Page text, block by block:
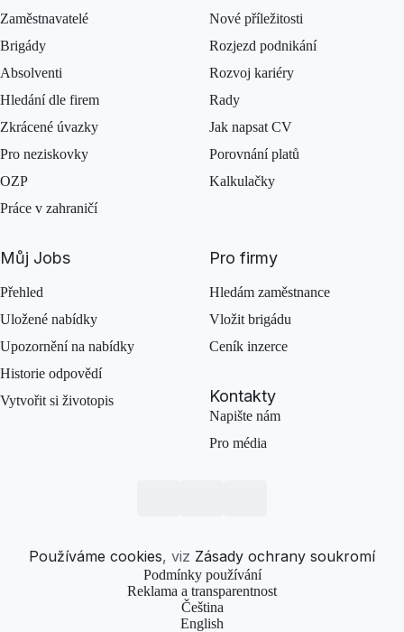
Zaměstnavatelé
Brigády
Absolventi
Hledání dle firem
Zkrácené úvazky
Pro neziskovky
OZP
Práce v zahraničí
Nové příležitosti
Rozjezd podnikání
Rozvoj kariéry
Rady
Jak napsat CV
Porovnání platů
Kalkulačky
Můj Jobs
Přehled
Uložené nabídky
Upozornění na nabídky
Historie odpovědí
Vytvořit si životopis
Pro firmy
Hledám zaměstnance
Vložit brigádu
Ceník inzerce
Kontakty
Napište nám
Pro média
Používáme cookies, viz Zásady ochrany soukromí
Podmínky používání
Reklama a transparentnost
Čeština
English